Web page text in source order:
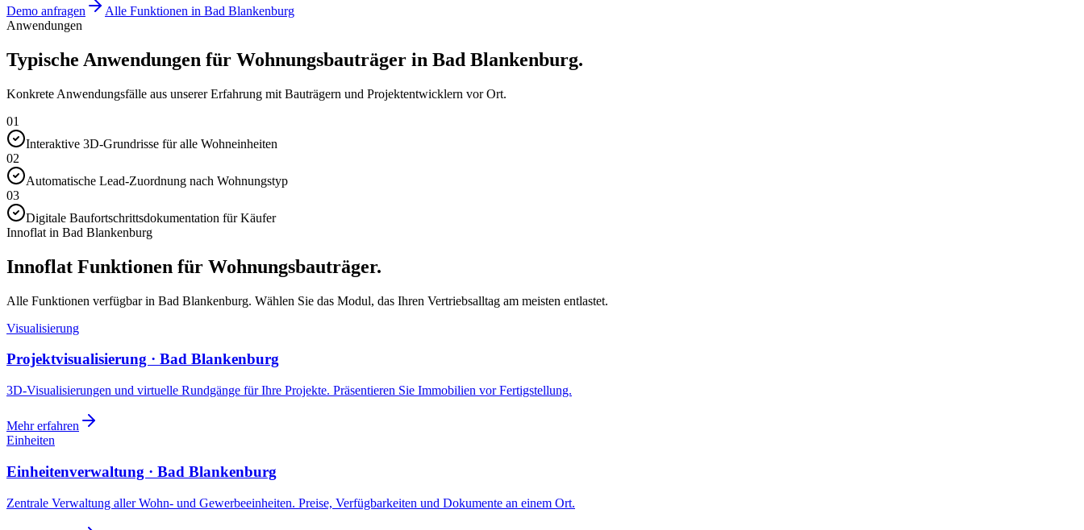
Demo anfragen
Alle Funktionen in Bad Blankenburg
Anwendungen
Typische Anwendungen für Wohnungsbauträger in Bad Blankenburg.
Konkrete Anwendungsfälle aus unserer Erfahrung mit Bauträgern und Projektentwicklern vor Ort.
01
Interaktive 3D-Grundrisse für alle Wohneinheiten
02
Automatische Lead-Zuordnung nach Wohnungstyp
03
Digitale Baufortschrittsdokumentation für Käufer
Innoflat in Bad Blankenburg
Innoflat Funktionen für Wohnungsbauträger.
Alle Funktionen verfügbar in Bad Blankenburg. Wählen Sie das Modul, das Ihren Vertriebsalltag am meisten entlastet.
Visualisierung
Projektvisualisierung · Bad Blankenburg
3D-Visualisierungen und virtuelle Rundgänge für Ihre Projekte. Präsentieren Sie Immobilien vor Fertigstellung.
Mehr erfahren
Einheiten
Einheitenverwaltung · Bad Blankenburg
Zentrale Verwaltung aller Wohn- und Gewerbeeinheiten. Preise, Verfügbarkeiten und Dokumente an einem Ort.